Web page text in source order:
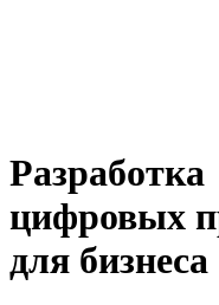
Разработка
цифровых
для бизнеса